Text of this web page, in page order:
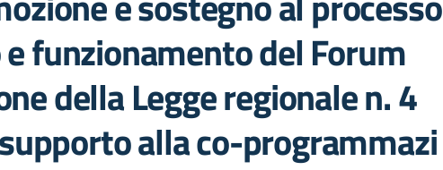
funzionamento del Forum
della Legge regionale n. 4
alla co-programmazi